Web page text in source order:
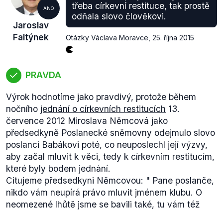
činnými v trestním řízení a kontrolními úřady
hospodaření České pošty prověřila."
Svolání schůze z důvodu, aby Sněmovna
prošetřovala veřejné zakázky v podniku Česká
pošta, je ovšem problematické. Hnutí ANO
vyšetřovací komisi a přihlédneme-li k faktu, že
podnik má
lze důvodně pochybovat o tom, že by případné
ustavení vyšetřovací komise mělo mít ambici
skutečně pokrýt veřejné zakázky podniku za
posledních 10 let. Právě kvůli tomuto vágnímu
vymezení je výrok hodnocen jako zavádějící.
ANO
Jaroslav
Faltýnek
třeba církevní restituce, tak prostě
odňala slovo člověkovi.
Otázky Václava Moravce 25. října 2015
PRAVDA
Výrok hodnotíme jako pravdivý, protože během
nočního jednání o církevních restitucích 13.
července 2012 Miroslava Němcová jako
předsedkyně Poslanecké sněmovny odejmulo slovo
poslanci Babákovi poté, co neuposlechl její výzvy,
aby začal mluvit k věci, tedy k církevním restitucím,
které byly bodem jednání.
Citujeme předsedkyni Němcovou: " Pane poslanče,
nikdo vám neupírá právo mluvit jménem klubu. O
neomezené lhůtě jsme se bavili také, tu vám též